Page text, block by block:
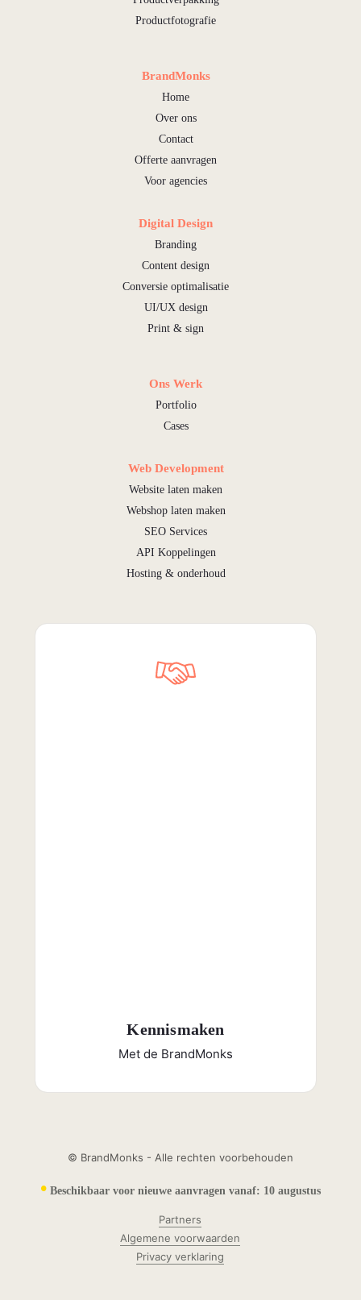
Productfotografie
BrandMonks
Home
Over ons
Contact
Offerte aanvragen
Voor agencies
Digital Design
Branding
Content design
Conversie optimalisatie
UI/UX design
Print & sign
Ons Werk
Portfolio
Cases
Web Development
Website laten maken
Webshop laten maken
SEO Services
API Koppelingen
Hosting & onderhoud
Kennismaken
Met de BrandMonks
© BrandMonks - Alle rechten voorbehouden
•Beschikbaar voor nieuwe aanvragen vanaf: 10 augustus
Partners
Algemene voorwaarden
Privacy verklaring